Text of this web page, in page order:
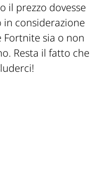
il prezzo dovesse
in considerazione
sia o non
Resta il fatto che